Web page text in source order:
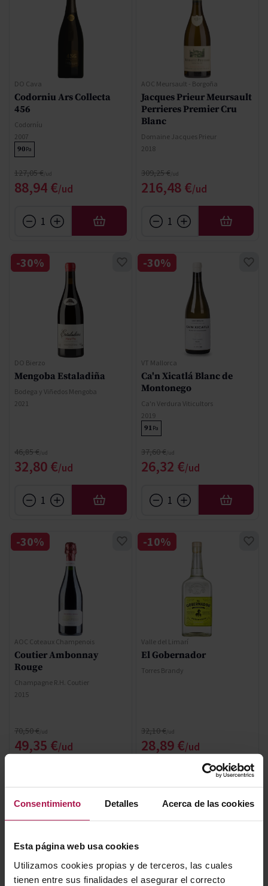
Consentimiento Detalles Acerca de las cookies
Esta página web usa cookies
Utilizamos cookies propias y de terceros, las cuales
tienen entre sus finalidades el asegurar el correcto
DO Cava
Codorniu Ars Collecta
456
Codorníu
2007
90Pa
Precio especial
88,94 €
Precio normal
127,05 €
AÑADIR
AOC Meursault - Borgoña
Jacques Prieur Meursault
Perrieres Premier Cru
Blanc
Domaine Jacques Prieur
2018
Precio especial
216,48 €
Precio normal
309,25 €
AÑADIR
DO Bierzo
Mengoba Estaladiña
Bodega y Viñedos Mengoba
2021
Precio especial
32,80 €
Precio normal
46,85 €
-30%
AÑADIR
VT Mallorca
Ca'n Xicatlá Blanc de
Montonego
Ca'n Verdura Viticultors
2019
91Pa
Precio especial
26,32 €
Precio normal
37,60 €
-30%
AÑADIR
AOC Coteaux Champenois
Coutier Ambonnay
Rouge
Champagne R.H. Coutier
2015
Precio especial
49,35 €
Precio normal
70,50 €
-30%
Valle del Limarí
El Gobernador
Torres Brandy
Precio especial
28,89 €
Precio normal
32,10 €
-10%
-30% -30%